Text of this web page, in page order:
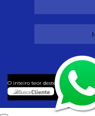
O inteiro teor deste site está